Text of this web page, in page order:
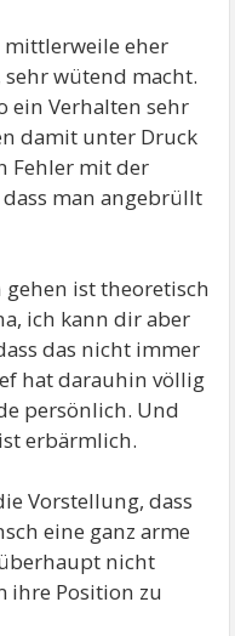
mittlerweile eher
sehr wütend macht.
ein Verhalten sehr
damit unter Druck
Fehler mit der
man angebrüllt
ist theoretisch
ich kann dir aber
das nicht immer
hat darauhin völlig
persönlich. Und
erbärmlich.
Vorstellung, dass
eine ganz arme
nicht
ihre Position zu